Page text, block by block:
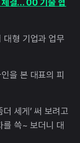
체결… 00 기술 협
대형 기업과 업무
을 본 대표의 피
세게’ 써 보려고
를 쓱~ 보더니 대